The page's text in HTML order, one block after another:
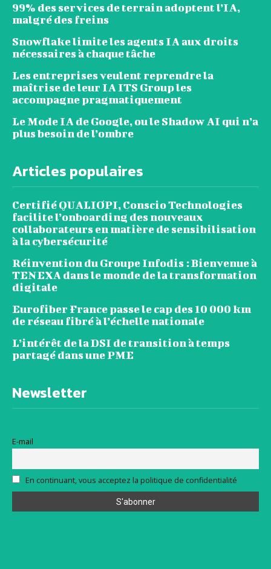
99% des services de terrain adoptent l’IA,
malgré des freins
Snowflake limite les agents IA aux droits
nécessaires à chaque tâche
Les entreprises veulent reprendre la
maîtrise de leur IA ITS Group les
accompagne pragmatiquement
Le Mode IA de Google, ou le Shadow AI qui n’a
plus besoin de l’ombre
Articles populaires
Certifié QUALIOPI, Conscio Technologies
facilite l’onboarding des nouveaux
collaborateurs en matière de sensibilisation
à la cybersécurité
Réinvention du Groupe Infodis : Bienvenue à
TENEXA dans le monde de la transformation
digitale
Eurofiber France passe le cap des 10 000 km
de réseau fibré à l’échelle nationale
L’intérêt de la DSI de transition à temps
partagé dans une PME
Newsletter
E-mail
En continuant, vous acceptez la politique de confidentialité